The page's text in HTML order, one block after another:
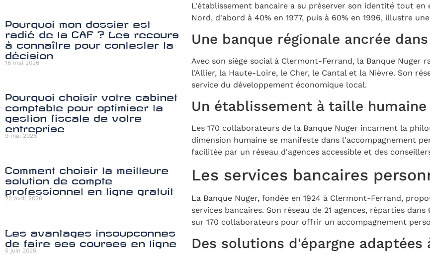
Pourquoi mon dossier est
radié de la CAF ? Les recours
à connaître pour contester la
décision
16 mai 2026
Pourquoi choisir votre cabinet
comptable pour optimiser la
gestion fiscale de votre
entreprise
9 mai 2026
Comment choisir la meilleure
solution de compte
professionnel en ligne gratuit
22 avril 2026
Les avantages insoupconnes
de faire ses courses en ligne
5 juin 2025
L'établissement bancaire a su préserver son identité tout
Nord, d'abord à 40% en 1977, puis à 60% en 1996, illustre
Une banque régionale ancrée
Avec son siège social à Clermont-Ferrand, la Banque Nuger
l'Allier, la Haute-Loire, le Cher, le Cantal et la Nièvre. Son
service du développement économique local.
Un établissement à taille
Les 170 collaborateurs de la Banque Nuger incarnent la
dimension humaine se manifeste dans l'accompagnement
facilitée par un réseau d'agences accessible et des
Les services bancaires
La Banque Nuger, fondée en 1924 à Clermont-Ferrand,
services bancaires. Son réseau de 21 agences, réparties
sur 170 collaborateurs pour offrir un accompagnement
Des solutions d'épargne